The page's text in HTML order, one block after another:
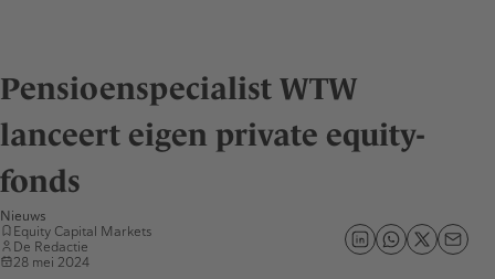
Pensioenspecialist WTW
lanceert eigen private equity-
fonds
Nieuws
Equity Capital Markets
De Redactie
28 mei 2024